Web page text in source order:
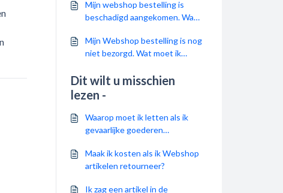
Mijn webshop bestelling is
beschadigd aangekomen. Wat
Mijn Webshop bestelling is nog
niet bezorgd. Wat moet ik
Dit wilt u misschien
lezen -
Waarop moet ik letten als ik
gevaarlijke goederen
Maak ik kosten als ik Webshop
artikelen retourneer?
Ik zag een artikel in de